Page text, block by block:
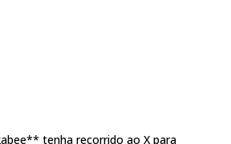
tenha recorrido ao X para